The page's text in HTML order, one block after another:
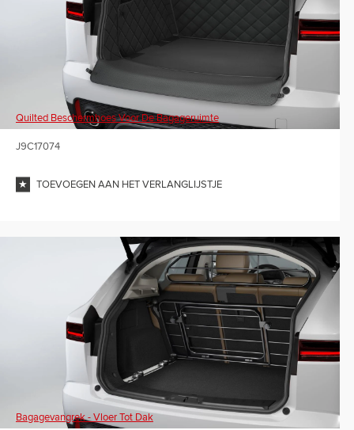
Quilted Beschermhoes Voor De Bagageruimte
J9C17074
TOEVOEGEN AAN HET VERLANGLIJSTJE
Bagagevangrek - Vloer Tot Dak